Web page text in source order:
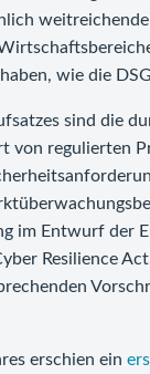
wie die
sind die
von regulierten
im Entwurf der
Resilience
erschien ein